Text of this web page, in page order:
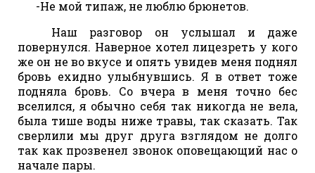
-Не мой типаж, не люблю брюнетов.
Наш разговор он услышал и даже
повернулся. Наверное хотел лицезреть у кого
же он не во вкусе и опять увидев меня поднял
бровь ехидно улыбнувшись. Я в ответ тоже
подняла бровь. Со вчера в меня точно бес
вселился, я обычно себя так никогда не вела,
была тише воды ниже травы, так сказать. Так
сверлили мы друг друга взглядом не долго
так как прозвенел звонок оповещающий нас о
начале пары.